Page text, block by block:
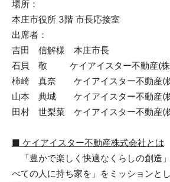
場所：
本庄市役所 3階 市長応接室
出席者：
吉田 信解様 本庄市長
石貝 敬 ケイアイスター不動産(株)
柿崎 真奈 ケイアイスター不動産(
山本 典城 ケイアイスター不動産(
田村 世梨菜 ケイアイスター不動産(
■ ケイアイスター不動産株式会社とは
「豊かで楽しく快適なくらしの創造
べての人に持ち家を」をミッションと